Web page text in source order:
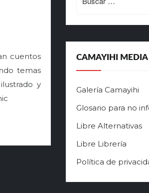
cuentos
temas
y
for:
CAMAYIHI MEDIA
Galería Camayihi
Glosario para no
Libre Alternativas
Libre Librería
Política de